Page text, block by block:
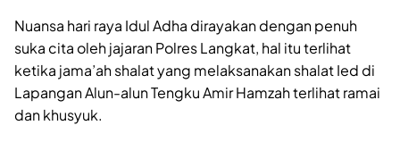
Nuansa hari raya Idul Adha dirayakan dengan penuh
suka cita oleh jajaran Polres Langkat, hal itu terlihat
ketika jama’ah shalat yang melaksanakan shalat Ied di
Lapangan Alun-alun Tengku Amir Hamzah terlihat ramai
dan khusyuk.